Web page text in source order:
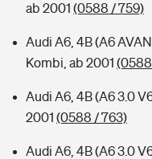
ab 2001 (0588 / 759)
Audi A6, 4B (A6
Kombi, ab 2001 (0588
Audi A6, 4B (A6 3.0
2001 (0588 / 763)
Audi A6, 4B (A6 3.0